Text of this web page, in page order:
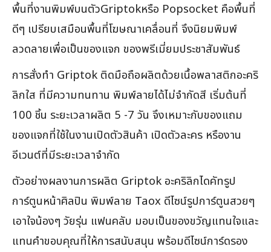
พื้นที่งานพิมพ์บนตัวGriptokหรือ Popsocket คือพื้นที่
ดีๆ เปรียบเสมือนพื้นที่โฆษณาเคลื่อนที่ จึงนิยมพิมพ์
ลวดลายเพื่อเป็นของแจก ของพรีเมี่ยมประชาสัมพันธ์
การสั่งทำ Griptok ติดมือถือผลิตด้วยเนื้อพลาสติกอะคริ
ลิกใส ที่มีความทนทาน พิมพ์ลายได้ไม่จำกัดสี เริ่มต้นที่
100 ชิ้น ระยะเวลาผลิต 5 -7 วัน จึงเหมาะกับของแถม
ของแจกที่ใช้ในงานเปิดตัวสินค้า เปิดตัวละคร หรืองาน
อีเวนต์ที่มีระยะเวลาจำกัด
ตัวอย่างผลงานการผลิต Griptok อะคริลิกไดคัทรูป
การ์ตูนหน้าศิลปิน พิมพ์ลาย Taox ดีไซน์รูปการ์ตูนสวยๆ
เอาใจน้องๆ วัยรุ่น แฟนคลับ มอบเป็นของขวัญแทนใจและ
แทนคำขอบคุณที่ให้การสนับสนุน พร้อมดีไซน์การ์ดรอง